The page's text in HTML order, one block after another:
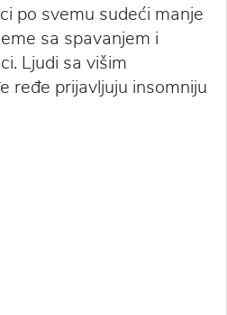
po svemu sudeći manje
sa spavanjem i
Ljudi sa višim
ređe prijavljuju insomniju